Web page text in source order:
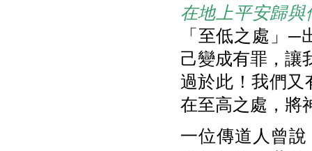
在地上平安歸
「至低之處」
己變成有罪，讓
過於此！我們又
在至高之處，將
一位傳道人曾